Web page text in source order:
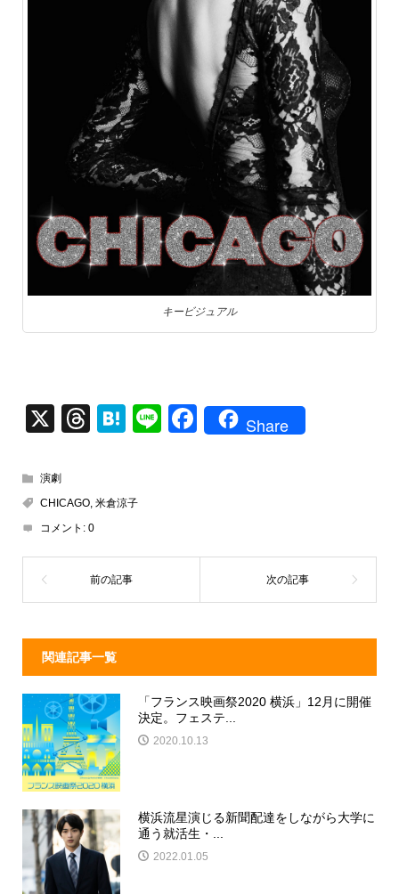
キービジュアル
X
T
a
d
s
H
n
Li
F
o
Share
演劇
CHICAGO, 米倉涼子
コメント: 0
関連記事一覧
「フランス映画祭2020 横浜」12月に開催
決定。フェステ...
2020.10.13
横浜流星演じる新聞配達をしながら大学に
通う就活生・...
2022.01.05